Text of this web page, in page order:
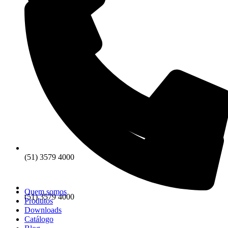
(51) 3579 4000
(51) 3579 4000
Quem somos
Produtos
Downloads
Catálogo